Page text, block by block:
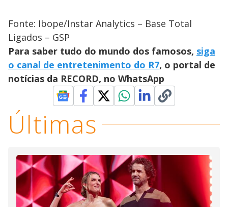
Fonte: Ibope/Instar Analytics – Base Total
Ligados – GSP
Para saber tudo do mundo dos famosos, siga
o canal de entretenimento do R7, o portal de
notícias da RECORD, no WhatsApp
Últimas